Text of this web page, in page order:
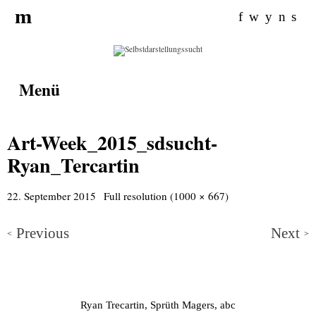
f w y n s
m
Menü
Art-Week_2015_sdsucht-
Ryan_Tercartin
22. September 2015 Full resolution (1000 × 667)
< Previous Next >
Ryan Trecartin, Sprüth Magers, abc